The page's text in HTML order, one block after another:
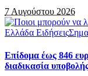
7 Αυγούστου 2026
Ελλάδα Ειδήσεις
Επίδομα έως 846
διαδικασία